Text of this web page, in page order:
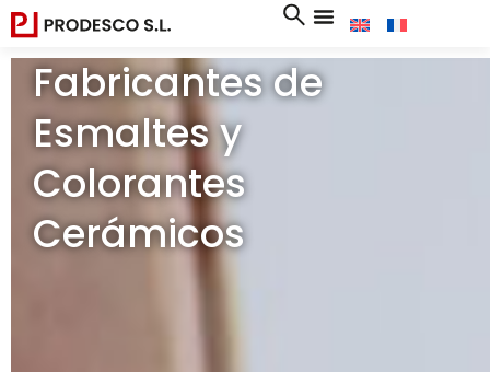
Fabricantes de
Esmaltes y
Colorantes
Cerámicos